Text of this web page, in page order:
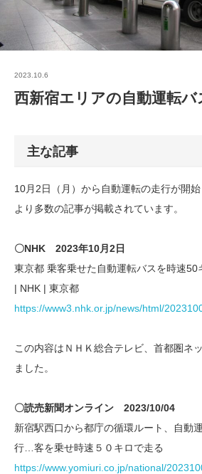
2023.10.6
西新宿エリアの自動運転バ
主な記事
10月2日（月）から自動運転の走行が開
より多数の記事が掲載されています。
〇NHK 2023年10月2日
東京都 乗客乗せた自動運転バスを時速50
| NHK | 東京都
https://www3.nhk.or.jp/news/html/
この内容はＮＨＫ総合テレビ、首都圏ネ
ました。
〇読売新聞オンライン 2023/10/04
新宿駅西口から都庁の循環ルート、自動
行…客を乗せ時速５０キロで走る
https://www.yomiuri.co.jp/national/